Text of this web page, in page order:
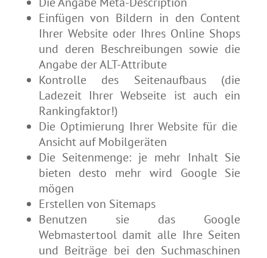
Einfügen von Bildern in den Content
Ihrer Website oder Ihres Online Shops
und deren Beschreibungen sowie die
Angabe der ALT-Attribute
Kontrolle des Seitenaufbaus (die
Ladezeit Ihrer Webseite ist auch ein
Rankingfaktor!)
Die Optimierung Ihrer Website für die
Ansicht auf Mobilgeräten
Die Seitenmenge: je mehr Inhalt Sie
bieten desto mehr wird Google Sie
mögen
Erstellen von Sitemaps
Benutzen sie das Google
Webmastertool damit alle Ihre Seiten
und Beiträge bei den Suchmaschinen